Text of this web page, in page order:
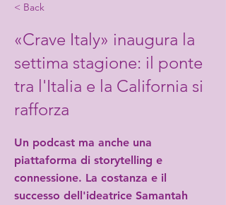
< Back
«Crave Italy» inaugura la
settima stagione: il ponte
tra l'Italia e la California si
rafforza
Un podcast ma anche una
piattaforma di storytelling e
connessione. La costanza e il
successo dell'ideatrice Samantah